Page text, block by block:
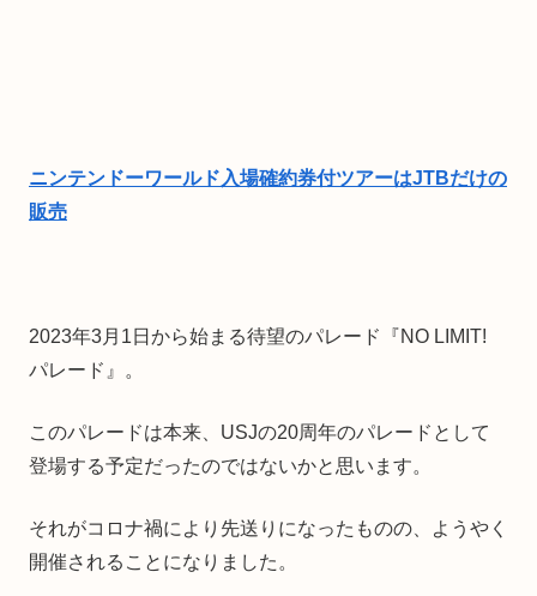
ニンテンドーワールド入場確約券付ツアーはJTBだけの
販売
2023年3月1日から始まる待望のパレード『NO LIMIT!
パレード』。
このパレードは本来、USJの20周年のパレードとして
登場する予定だったのではないかと思います。
それがコロナ禍により先送りになったものの、ようやく
開催されることになりました。